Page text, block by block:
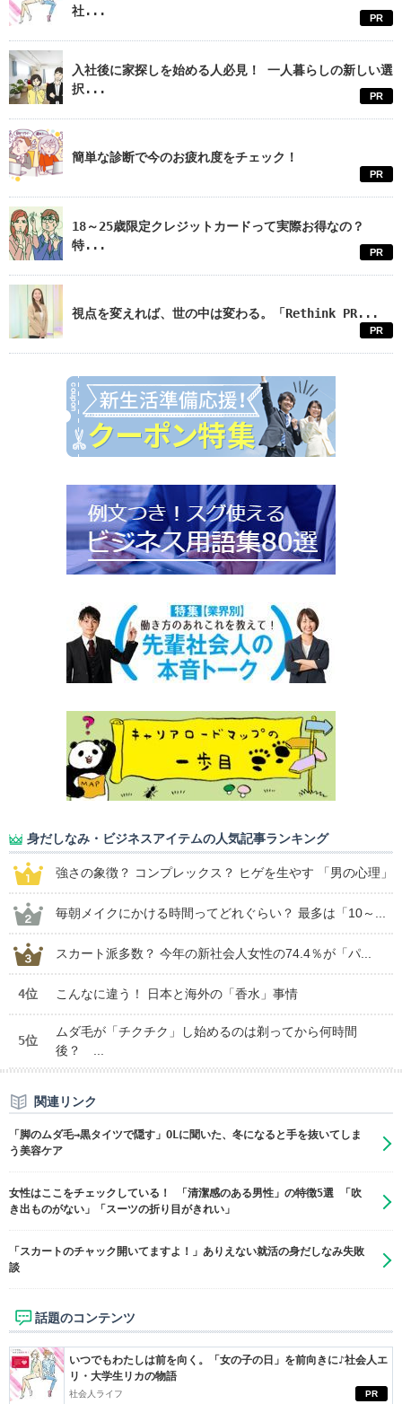
社... PR
入社後に家探しを始める人必見！ 一人暮らしの新しい選
択...
PR
簡単な診断で今のお疲れ度をチェック！
PR
18～25歳限定クレジットカードって実際お得なの？
特...
PR
視点を変えれば、世の中は変わる。「Rethink PR...
PR
身だしなみ・ビジネスアイテムの人気記事ランキング
強さの象徴？ コンプレックス？ ヒゲを生やす 「男の心理」
毎朝メイクにかける時間ってどれぐらい？ 最多は「10～...
スカート派多数？ 今年の新社会人女性の74.4％が「パ...
4位 こんなに違う！ 日本と海外の「香水」事情
5位
ムダ毛が「チクチク」し始めるのは剃ってから何時間
後？ ...
関連リンク
「脚のムダ毛→黒タイツで隠す」OLに聞いた、冬になると手を抜いてしま
う美容ケア
女性はここをチェックしている！ 「清潔感のある男性」の特徴5選 「吹
き出ものがない」「スーツの折り目がきれい」
「スカートのチャック開いてますよ！」ありえない就活の身だしなみ失敗
談
話題のコンテンツ
PR
いつでもわたしは前を向く。「女の子の日」を前向きに♪社会人エ
リ・大学生リカの物語
社会人ライフ